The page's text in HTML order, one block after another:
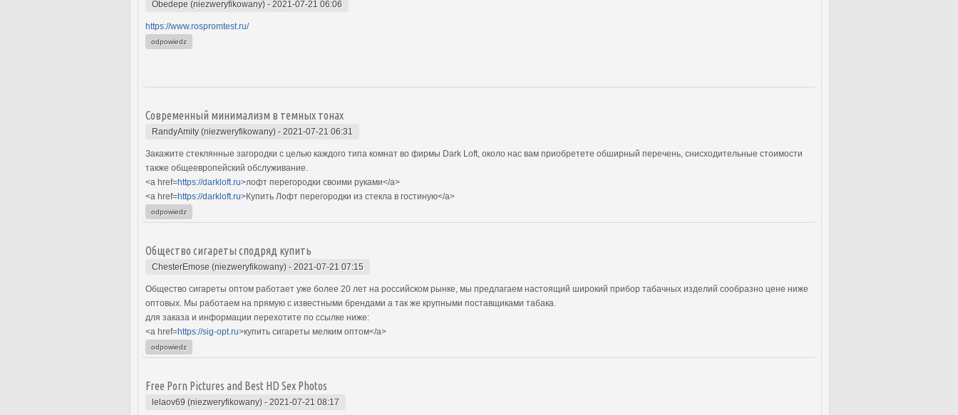
Obedepe (niezweryfikowany) - 2021-07-21 06:06
https://www.rospromtest.ru/
odpowiedz
Современный минимализм в темных тонах
RandyAmity (niezweryfikowany) - 2021-07-21 06:31
Закажите стеклянные загородки с целью каждого типа комнат во фирмы Dark Loft, около нас вам приобретете обширный перечень, снисходительные стоимости
также общеевропейский обслуживание.
<a href=https://darkloft.ru>лофт перегородки своими руками</a>
<a href=https://darkloft.ru>Купить Лофт перегородки из стекла в гостиную</a>
odpowiedz
Общество сигареты сподряд купить
ChesterEmose (niezweryfikowany) - 2021-07-21 07:15
Общество сигареты оптом работает уже более 20 лет на российском рынке, мы предлагаем настоящий широкий прибор табачных изделий сообразно цене ниже
оптовых. Мы работаем на прямую с известными брендами а так же крупными поставщиками табака.
для заказа и информации перехотите по ссылке ниже:
<a href=https://sig-opt.ru>купить сигареты мелким оптом</a>
odpowiedz
Free Porn Pictures and Best HD Sex Photos
lelaov69 (niezweryfikowany) - 2021-07-21 08:17